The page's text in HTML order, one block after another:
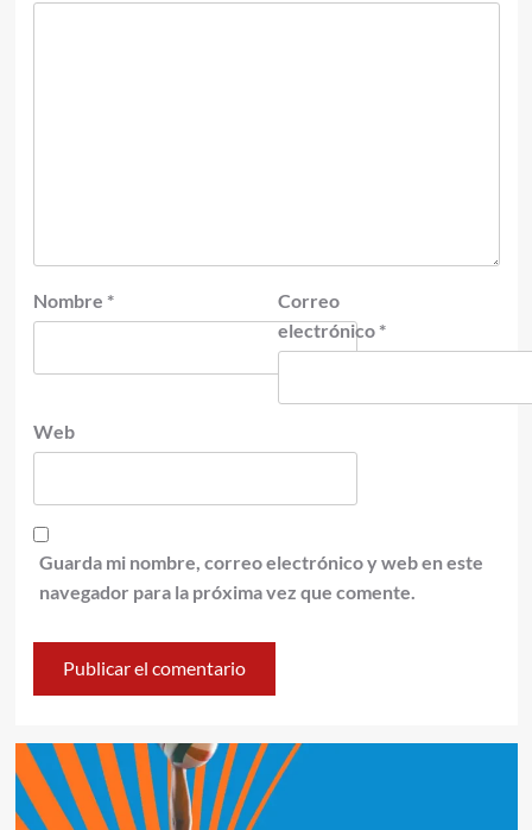
Nombre *
Correo
electrónico *
Web
Guarda mi nombre, correo electrónico y web en este
navegador para la próxima vez que comente.